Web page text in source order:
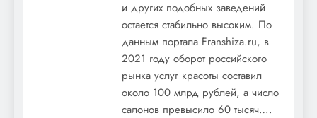
и других подобных заведений
остается стабильно высоким. По
данным портала Franshiza.ru, в
2021 году оборот российского
рынка услуг красоты составил
около 100 млрд рублей, а число
салонов превысило 60 тысяч….